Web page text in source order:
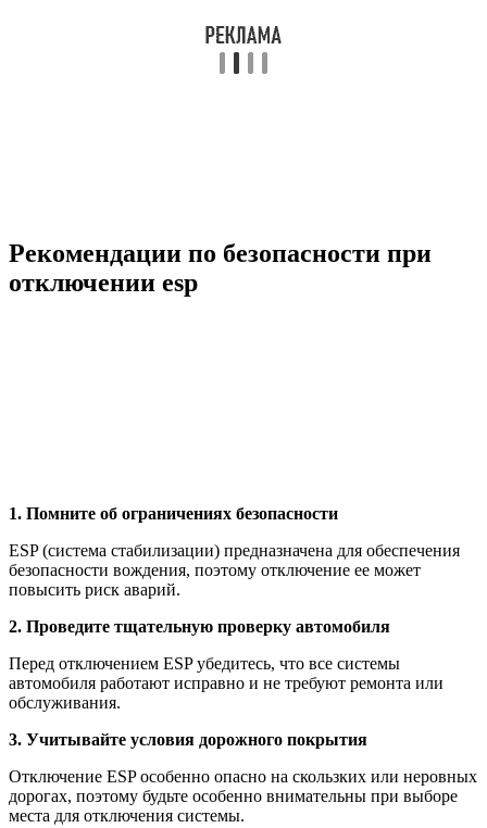
Рекомендации по безопасности при
отключении esp
1. Помните об ограничениях безопасности
ESP (система стабилизации) предназначена для обеспечения
безопасности вождения, поэтому отключение ее может
повысить риск аварий.
2. Проведите тщательную проверку автомобиля
Перед отключением ESP убедитесь, что все системы
автомобиля работают исправно и не требуют ремонта или
обслуживания.
3. Учитывайте условия дорожного покрытия
Отключение ESP особенно опасно на скользких или неровных
дорогах, поэтому будьте особенно внимательны при выборе
места для отключения системы.